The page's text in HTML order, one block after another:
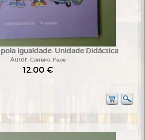
pola igualdade. Unidade Didáctica
Autor: Carreiro, Pepe
12,00 €